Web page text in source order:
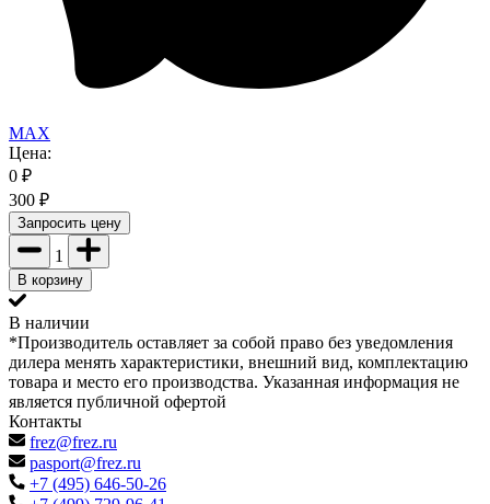
MAX
Цена:
0 ₽
300 ₽
Запросить цену
1
В корзину
В наличии
*Производитель оставляет за собой право без уведомления
дилера менять характеристики, внешний вид, комплектацию
товара и место его производства. Указанная информация не
является публичной офертой
Контакты
frez@frez.ru
pasport@frez.ru
+7 (495) 646-50-26